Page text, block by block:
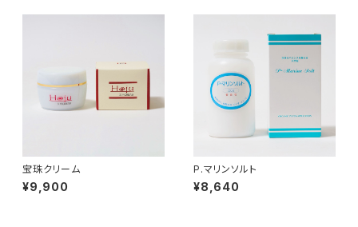
宝珠クリーム
¥9,900
P.マリンソルト
¥8,640